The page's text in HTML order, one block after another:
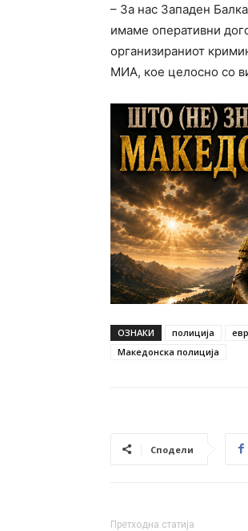
– За нас Западен
имаме оперативни
организираниот
МИА, кое целосно со
ОЗНАКИ полиција
Македонска полиција
Сподели
Претходна статија